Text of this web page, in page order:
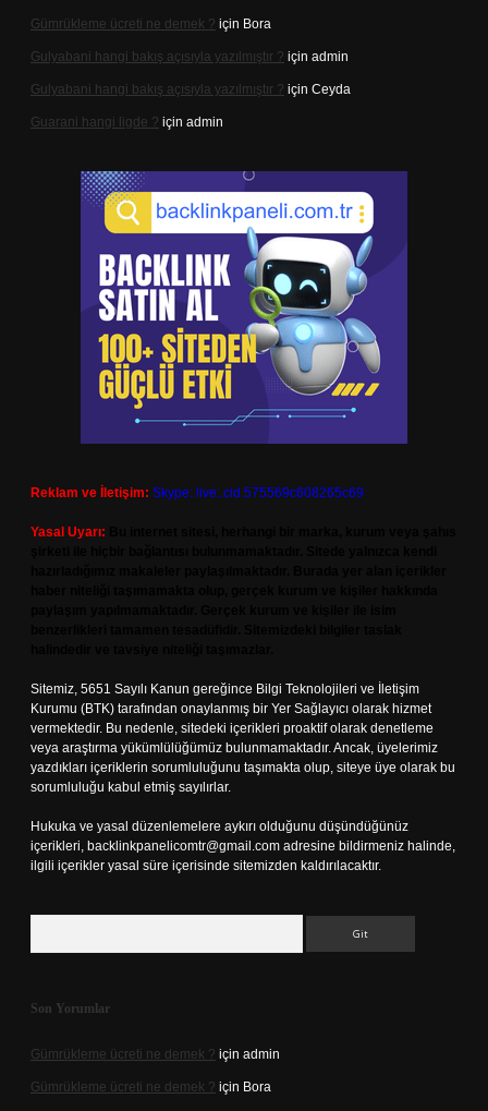
Gümrükleme ücreti ne demek ? için Bora
Gulyabani hangi bakış açısıyla yazılmıştır ? için admin
Gulyabani hangi bakış açısıyla yazılmıştır ? için Ceyda
Guarani hangi ligde ? için admin
Reklam ve İletişim: Skype: live:.cid.575569c608265c69
Yasal Uyarı:
Sitemiz, 5651 Sayılı Kanun gereğince Bilgi Teknolojileri ve İletişim
Kurumu (BTK) tarafından onaylanmış bir Yer Sağlayıcı olarak hizmet
vermektedir. Bu nedenle, sitedeki içerikleri proaktif olarak denetleme
veya araştırma yükümlülüğümüz bulunmamaktadır. Ancak, üyelerimiz
yazdıkları içeriklerin sorumluluğunu taşımakta olup, siteye üye olarak bu
sorumluluğu kabul etmiş sayılırlar.
Hukuka ve yasal düzenlemelere aykırı olduğunu düşündüğünüz
içerikleri, backlinkpanelicomtr@gmail.com adresine bildirmeniz halinde,
ilgili içerikler yasal süre içerisinde sitemizden kaldırılacaktır.
Son Yorumlar
Gümrükleme ücreti ne demek ? için admin
Gümrükleme ücreti ne demek ? için Bora